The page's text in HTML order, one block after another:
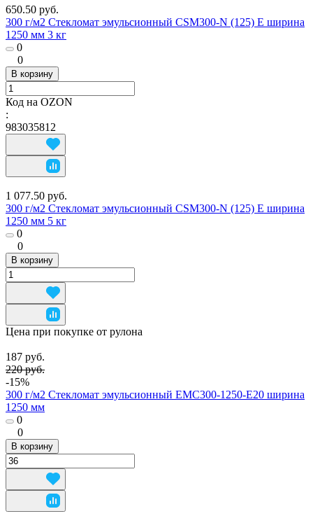
650.50 руб.
300 г/м2 Стекломат эмульсионный CSM300-N (125) E ширина
1250 мм 3 кг
0
0
В корзину
Код на OZON
:
983035812
1 077.50 руб.
300 г/м2 Стекломат эмульсионный CSM300-N (125) E ширина
1250 мм 5 кг
0
0
В корзину
Цена при покупке от рулона
187 руб.
220 руб.
-15%
300 г/м2 Стекломат эмульсионный EMC300-1250-E20 ширина
1250 мм
0
0
В корзину